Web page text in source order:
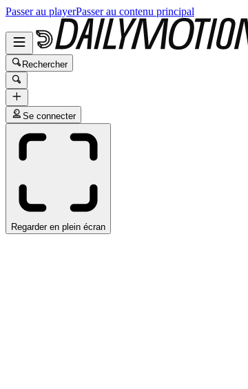
Passer au playerPasser au contenu principal
Rechercher
Se connecter
Regarder en plein écran